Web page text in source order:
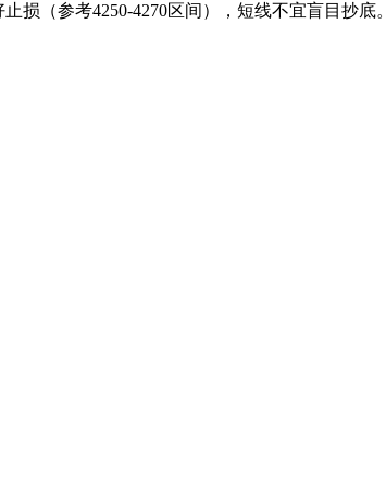
（参考4250-4270区间），短线不宜盲目抄底。